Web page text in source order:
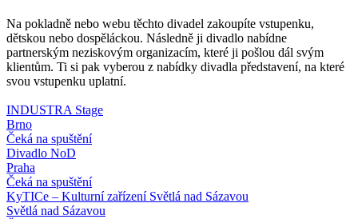
Na pokladně nebo webu těchto divadel zakoupíte vstupenku,
dětskou nebo dospěláckou. Následně ji divadlo nabídne
partnerským neziskovým organizacím, které ji pošlou dál svým
klientům. Ti si pak vyberou z nabídky divadla představení, na které
svou vstupenku uplatní.
INDUSTRA Stage
Brno
Čeká na spuštění
Divadlo NoD
Praha
Čeká na spuštění
KyTICe – Kulturní zařízení Světlá nad Sázavou
Světlá nad Sázavou